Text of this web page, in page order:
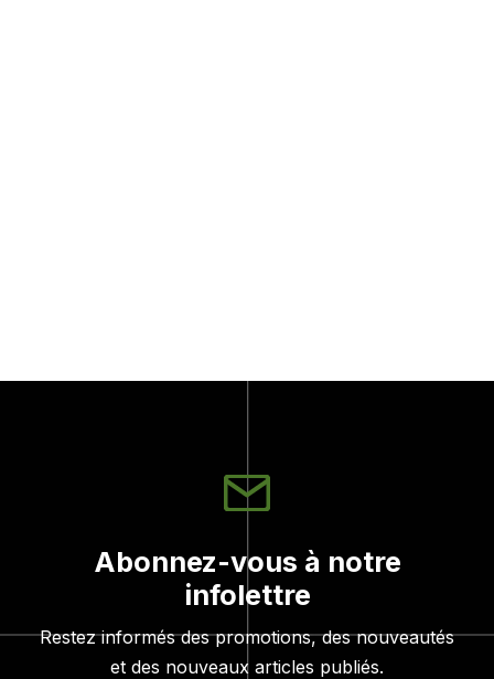
Abonnez-vous à notre
infolettre
Restez informés des promotions, des nouveautés
et des nouveaux articles publiés.